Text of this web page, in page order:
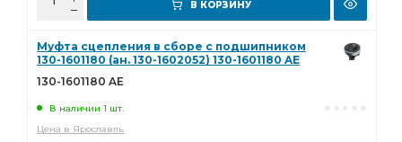
В КОРЗИНУ
Муфта сцепления в сборе с подшипником
130-1601180 (ан. 130-1602052) 130-1601180 AE
130-1601180 AE
В наличии 1 шт.
Цена в Ярославль